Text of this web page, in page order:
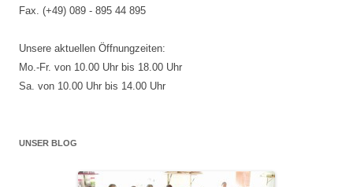
Fax. (+49) 089 - 895 44 895
Unsere aktuellen Öffnungzeiten:
Mo.-Fr. von 10.00 Uhr bis 18.00 Uhr
Sa. von 10.00 Uhr bis 14.00 Uhr
UNSER BLOG